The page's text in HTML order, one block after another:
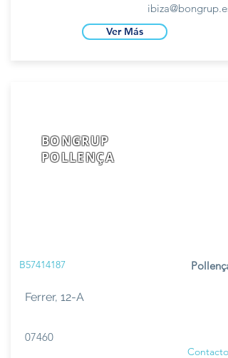
ibiza@bongrup.es
Ver Más
BONGRUP
POLLENÇA
B57414187 Pollença
Ferrer, 12-A
07460
Contacto